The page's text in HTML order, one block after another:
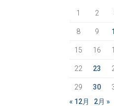
1 2
8 9
15 16
22 23
29 30
« 12月
2月 »